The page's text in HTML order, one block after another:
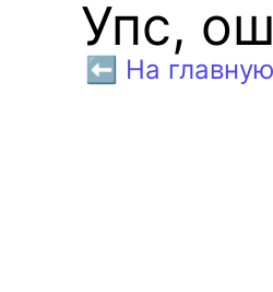
Упс,
⬅️ На